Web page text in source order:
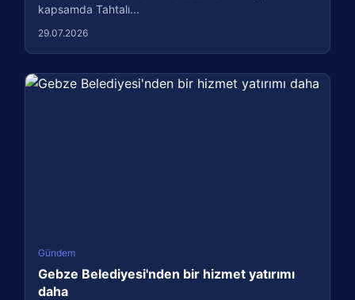
kapsamda Tahtalı...
29.07.2026
Gündem
Gebze Belediyesi'nden bir hizmet yatırımı
daha